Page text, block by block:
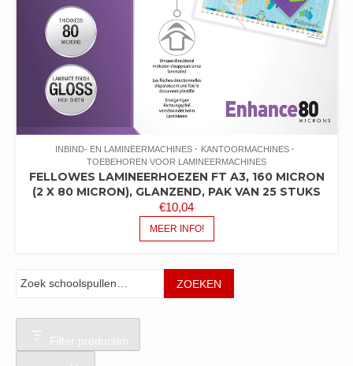
INBIND- EN LAMINEERMACHINES
KANTOORMACHINES
TOEBEHOREN VOOR LAMINEERMACHINES
FELLOWES LAMINEERHOEZEN FT A3, 160 MICRON
(2 X 80 MICRON), GLANZEND, PAK VAN 25 STUKS
€10,04
MEER INFO!
Zoeken
ZOEKEN
Filter producten